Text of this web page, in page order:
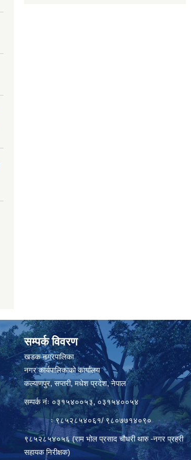
सम्पर्क विवरण
खडक नगरपालिका
नगर कार्यपालिकाको कार्यालय
कल्याणपुर, सप्तरी, मधेश प्रदेश, नेपाल
सम्पर्क नंः ०३१५४००५३, ०३१५४००५४
ः ९८५२८५४०६१/ ९८०७७१४०९०
९८५२८५४०५६ (राम भोल प्रसाद चौधरी थारु -नगर प्रहरी
सहायक निरीक्षक)